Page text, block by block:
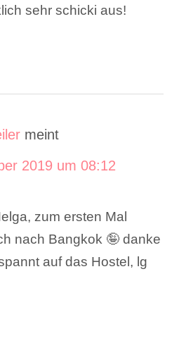
sehr schicki aus!
meint
2019 um 08:12
zum ersten Mal
nach Bangkok 🤪 danke
auf das Hostel, lg